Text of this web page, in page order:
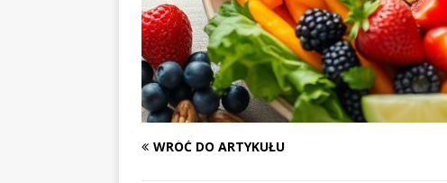
WRÓĆ DO ARTYKUŁU